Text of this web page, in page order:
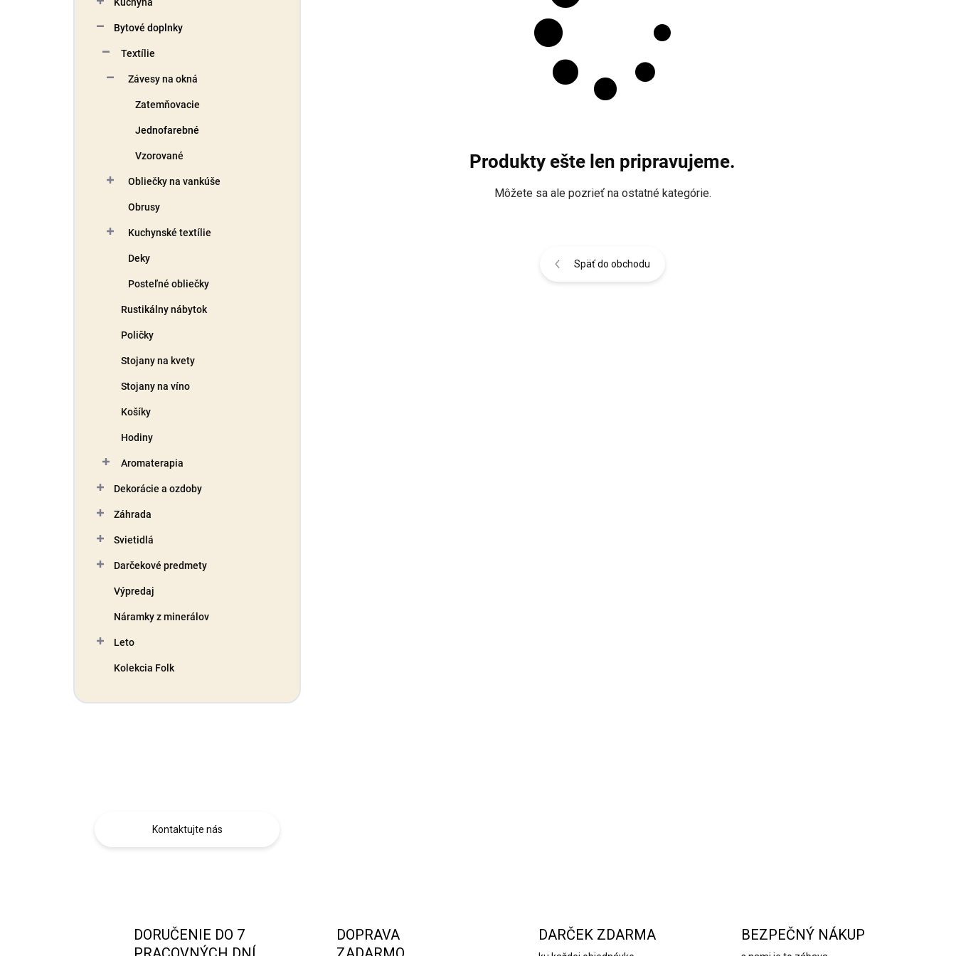
Bytové doplnky
Textílie
Závesy na okná
Zatemňovacie
Jednofarebné
Vzorované
Obliečky na vankúše
Obrusy
Kuchynské textílie
Deky
Posteľné obliečky
Rustikálny nábytok
Poličky
Stojany na kvety
Stojany na víno
Košíky
Hodiny
Aromaterapia
Dekorácie a ozdoby
Záhrada
Svietidlá
Darčekové predmety
Výpredaj
Náramky z minerálov
Leto
Kolekcia Folk
Kontaktujte nás
Produkty ešte len pripravujeme.
Môžete sa ale pozrieť na ostatné kategórie.
Späť do obchodu
DORUČENIE DO 7
DOPRAVA
DARČEK ZDARMA BEZPEČNÝ NÁKUP